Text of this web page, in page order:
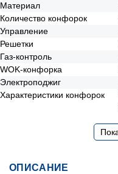
Материал
Количество конфорок
Управление
Решетки
Газ-контроль
WOK-конфорка
Электроподжиг
Характеристики конфорок
ОПИСАНИЕ